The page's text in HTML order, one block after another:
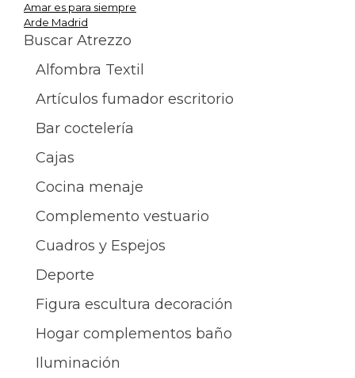
Navegación
de
entradas
Amar es para siempre
Arde Madrid
Buscar Atrezzo
Alfombra Textil
Artículos fumador escritorio
Bar coctelería
Cajas
Cocina menaje
Complemento vestuario
Cuadros y Espejos
Deporte
Figura escultura decoración
Hogar complementos baño
Iluminación